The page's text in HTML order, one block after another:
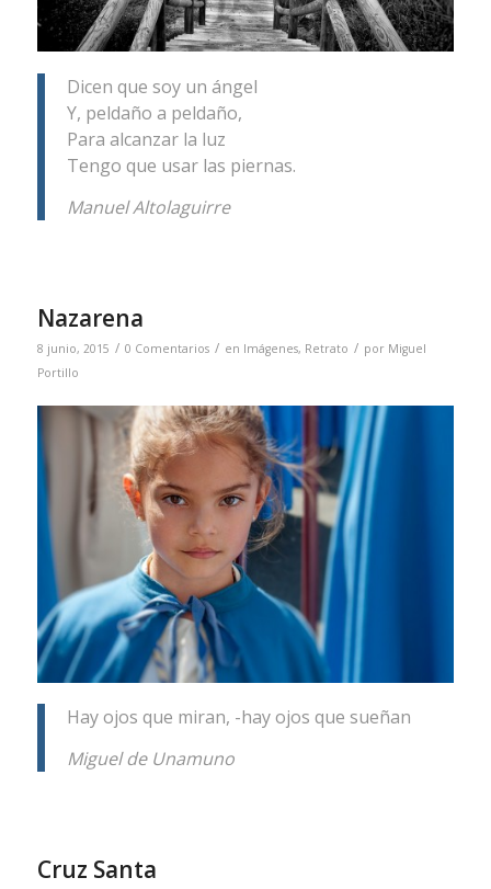
Dicen que soy un ángel
Y, peldaño a peldaño,
Para alcanzar la luz
Tengo que usar las piernas.
Manuel Altolaguirre
Nazarena
8 junio, 2015 / 0 Comentarios / en Imágenes, Retrato / por Miguel
Portillo
Hay ojos que miran, -hay ojos que sueñan
Miguel de Unamuno
Cruz Santa